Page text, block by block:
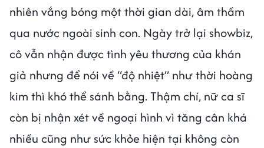
nhiên vắng bóng một thời gian dài, âm thầm
qua nước ngoài sinh con. Ngày trở lại showbiz,
cô vẫn nhận được tình yêu thương của khán
giả nhưng để nói về “độ nhiệt” như thời hoàng
kim thì khó thể sánh bằng. Thậm chí, nữ ca sĩ
còn bị nhận xét về ngoại hình vì tăng cân khá
nhiều cũng như sức khỏe hiện tại không còn